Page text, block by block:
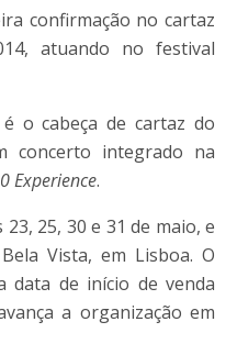
confirmação no cartaz
atuando no festival
o cabeça de cartaz do
concerto integrado na
Experience.
25, 30 e 31 de maio, e
Vista, em Lisboa. O
data de início de venda
a organização em